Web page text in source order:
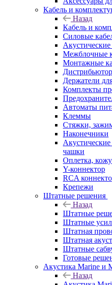
Кабель и
Назад
Кабель и
Силовые
Акустические
Межблочные
Монтажные
Держатели
Комплекты
Автоматы
Клеммы
Стяжки,
Наконечники
чашки
Оплетка,
Y-коннектор
RCA
Крепежи
Штатные решения
Назад
Штатные
Штатные
Штатная
Штатная
Штатные
Готовые
Акустика Marine и
Назад